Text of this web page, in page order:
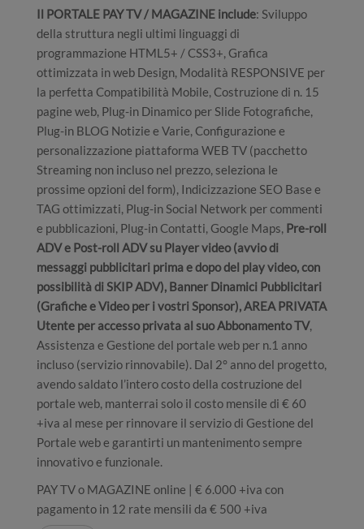
Il PORTALE PAY TV / MAGAZINE include: Sviluppo
della struttura negli ultimi linguaggi di
programmazione HTML5+ / CSS3+, Grafica
ottimizzata in web Design, Modalità RESPONSIVE per
la perfetta Compatibilità Mobile, Costruzione di n. 15
pagine web, Plug-in Dinamico per Slide Fotografiche,
Plug-in BLOG Notizie e Varie, Configurazione e
personalizzazione piattaforma WEB TV (pacchetto
Streaming non incluso nel prezzo, seleziona le
prossime opzioni del form), Indicizzazione SEO Base e
TAG ottimizzati, Plug-in Social Network per commenti
e pubblicazioni, Plug-in Contatti, Google Maps, Pre-roll
ADV e Post-roll ADV su Player video (avvio di
messaggi pubblicitari prima e dopo del play video, con
possibilità di SKIP ADV), Banner Dinamici Pubblicitari
(Grafiche e Video per i vostri Sponsor), AREA PRIVATA
Utente per accesso privata al suo Abbonamento TV,
Assistenza e Gestione del portale web per n.1 anno
incluso (servizio rinnovabile). Dal 2° anno del progetto,
avendo saldato l’intero costo della costruzione del
portale web, manterrai solo il costo mensile di € 60
+iva al mese per rinnovare il servizio di Gestione del
Portale web e garantirti un mantenimento sempre
innovativo e funzionale.
PAY TV o MAGAZINE online | € 6.000 +iva con
pagamento in 12 rate mensili da € 500 +iva